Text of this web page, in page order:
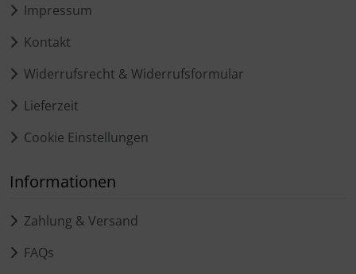
Impressum
Kontakt
Widerrufsrecht & Widerrufsformular
Lieferzeit
Cookie Einstellungen
Informationen
Zahlung & Versand
FAQs